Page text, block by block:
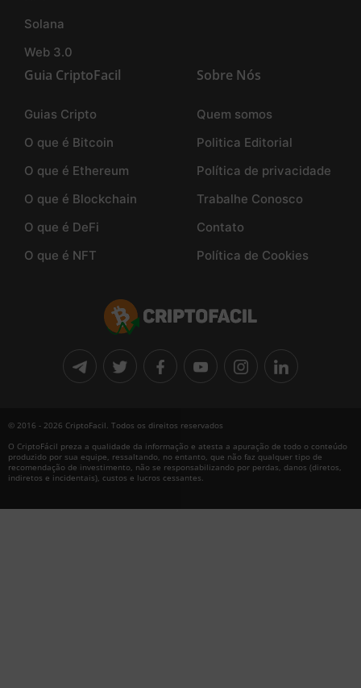
Solana
Web 3.0
Guia CriptoFacil
Guias Cripto
O que é Bitcoin
O que é Ethereum
O que é Blockchain
O que é DeFi
O que é NFT
Sobre Nós
Quem somos
Politica Editorial
Política de privacidade
Trabalhe Conosco
Contato
Política de Cookies
© 2016 - 2026 CriptoFacil. Todos os direitos reservados
O CriptoFácil preza a qualidade da informação e atesta a apuração de todo o conteúdo
produzido por sua equipe, ressaltando, no entanto, que não faz qualquer tipo de
recomendação de investimento, não se responsabilizando por perdas, danos (diretos,
indiretos e incidentais), custos e lucros cessantes.